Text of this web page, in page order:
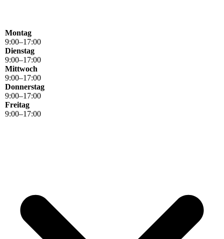
Montag
9:00–17:00
Dienstag
9:00–17:00
Mittwoch
9:00–17:00
Donnerstag
9:00–17:00
Freitag
9:00–17:00